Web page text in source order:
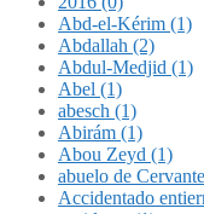
Abd-el-Kérim (1)
Abdallah (2)
Abdul-Medjid (1)
Abel (1)
abesch (1)
Abirám (1)
Abou Zeyd (1)
abuelo de
Accidentado